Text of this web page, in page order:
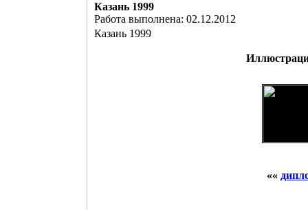
Казань 1999
Работа выполнена: 02.12.2012
Казань 1999
««